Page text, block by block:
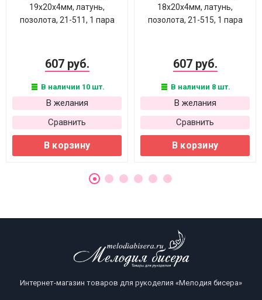
19х20х4мм, латунь,
позолота, 21-511, 1 пара
607 руб.
В наличии 10 шт.
В желания
Сравнить
В корзину
18х20х4мм, латунь,
позолота, 21-515, 1 пара
607 руб.
В наличии 8 шт.
В желания
Сравнить
В корзину
Интернет-магазин товаров для рукоделия «Мелодия бисера»